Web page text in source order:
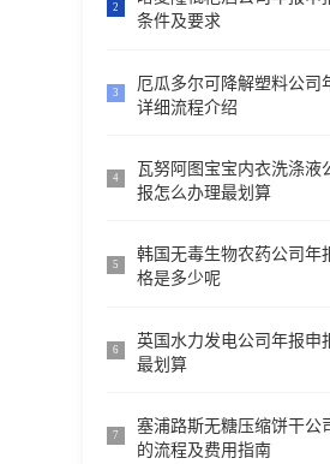
2
条件及要求
3
厄瓜多尔可降解塑料公司
详细流程介绍
4
瓦努阿图宝宝内衣洗涤液
报怎么办理最划算
5
韩国无毒生物农药公司年
格是多少呢
6
英国水力发电公司年报申
最划算
7
塞浦路斯无糖压缩饼干公
的流程及费用指南